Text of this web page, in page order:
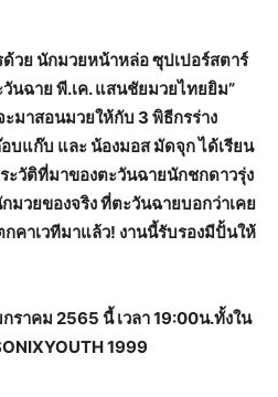
วย นักมวยหน้าหล่อ ซุปเปอร์สตาร์
นฉาย พี.เค. แสนชัยมวยไทยยิม”
ะมาสอนมวยให้กับ 3 พิธีกรร่าง
บแก๊บ และ น้องมอส มัดจุก ได้เรียน
วัติที่มาของตะวันฉายนักชกดาวรุ่ง
วยของจริง ที่ตะวันฉายบอกว่าเคย
คาเวทีมาแล้ว! งานนี้รับรองมีปั้นให้
ราคม 2565 นี้ เวลา 19:00น.ทั้งใน
1999